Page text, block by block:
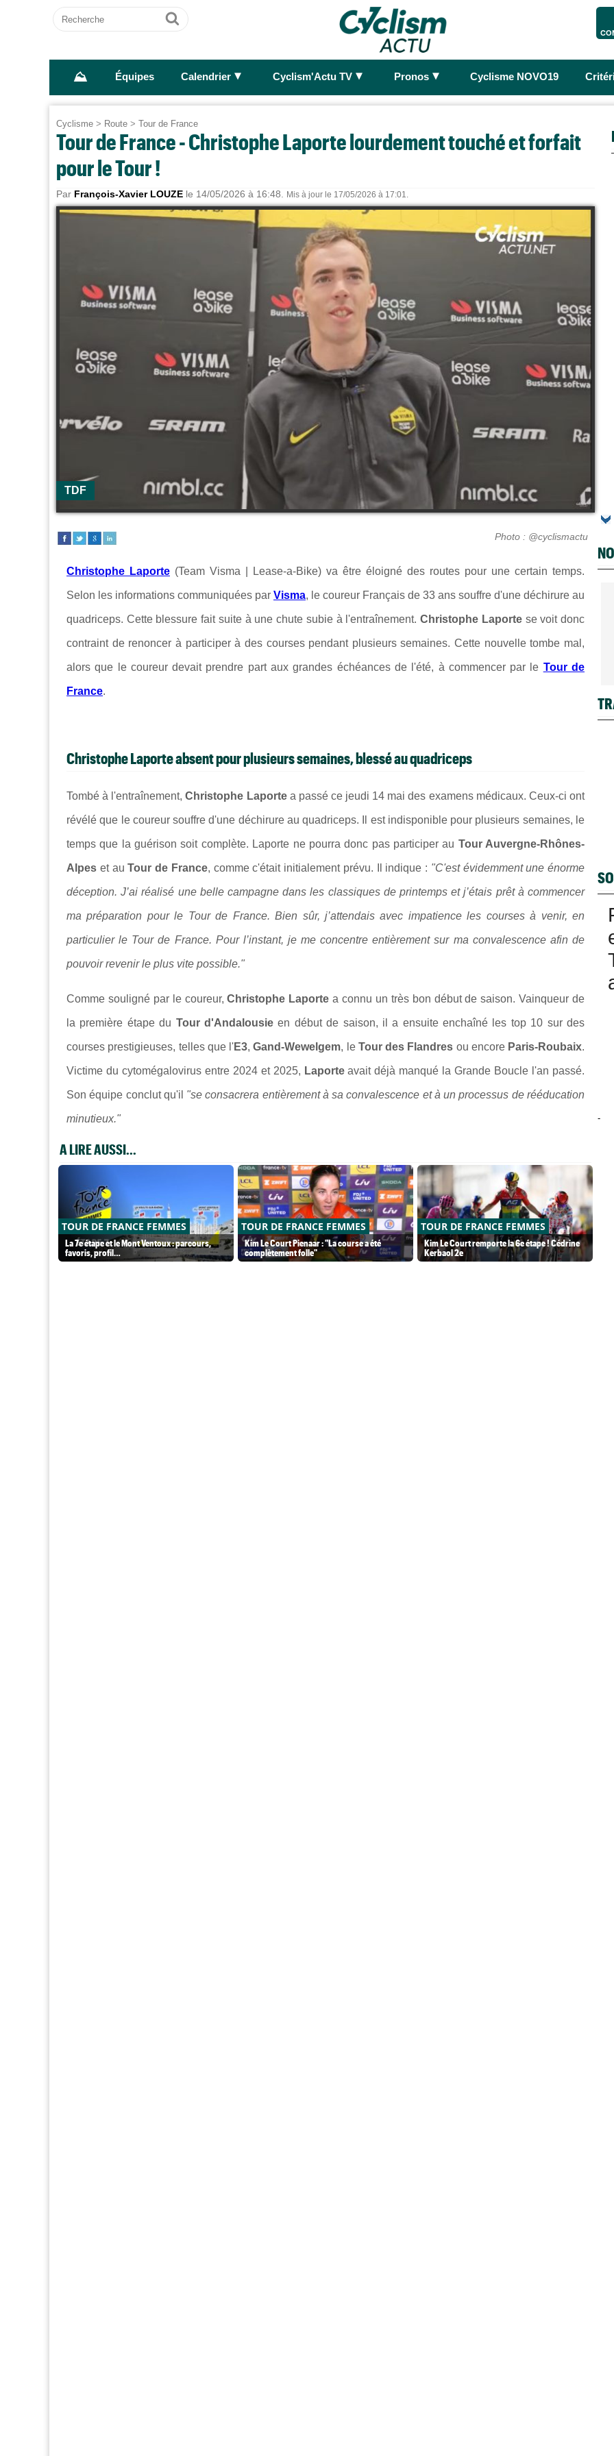
Recherche
Ok
⛰ Équipes Calendrier ► Cyclism'Actu TV ► Pronos ► Cyclisme NOVO19
Cyclisme > Route > Tour de France
Tour de France - Christophe Laporte lourdement touché et forfait
pour le Tour !
Par François-Xavier LOUZE le 14/05/2026 à 16:48. Mis à jour le 17/05/2026 à 17:01.
TDF
Photo : @cyclismactu
Christophe Laporte (Team Visma | Lease-a-Bike) va être éloigné des routes pour une certain temps.
Selon les informations communiquées par Visma, le coureur Français de 33 ans souffre d'une déchirure au
quadriceps. Cette blessure fait suite à une chute subie à l'entraînement.Christophe Laportese voit donc
contraint de renoncer à participer à des courses pendant plusieurs semaines. Cette nouvelle tombe mal,
alors que le coureur devait prendre part aux grandes échéances de l'été, à commencer par le Tour de
France.
Christophe Laporte absent pour plusieurs semaines, blessé au quadriceps
Tombé à l'entraînement,Christophe Laportea passé ce jeudi 14 mai des examens médicaux. Ceux-ci ont
révélé que le coureur souffre d'une déchirure au quadriceps. Il est indisponible pour plusieurs semaines, le
temps que la guérison soit complète. Laporte ne pourra donc pas participer au Tour Auvergne-Rhônes-
Alpes et auTour de France, comme c'était initialement prévu. Il indique : "C'est évidemment une énorme
déception. J’ai réalisé une belle campagne dans les classiques de printemps et j’étais prêt à commencer
ma préparation pour le Tour de France. Bien sûr, j’attendais avec impatience les courses à venir, en
particulier le Tour de France. Pour l’instant, je me concentre entièrement sur ma convalescence afin de
pouvoir revenir le plus vite possible."
Comme souligné par le coureur,Christophe Laporte a connu un très bon début de saison. Vainqueur de
la première étape du Tour d'Andalousieen début de saison, il a ensuite enchaîné les top 10 sur des
courses prestigieuses, telles que l'E3,Gand-Wewelgem, le Tour des Flandres ou encore Paris-Roubaix.
Victime du cytomégalovirus entre 2024 et 2025, Laporteavait déjà manqué la Grande Boucle l'an passé.
Son équipe conclut qu'il "se consacrera entièrement à sa convalescence et à un processus de rééducation
minutieux."
A LIRE AUSSI...
TOUR DE FRANCE FEMMES
La 7e étape et le Mont Ventoux : parcours,
favoris, profil…
TOUR DE FRANCE FEMMES
Kim Le Court Pienaar : "La course a été
complètement folle"
TOUR DE FRANCE FEMMES
Kim Le Court remporte la 6e étape ! Cédrine
Kerbaol 2e
-